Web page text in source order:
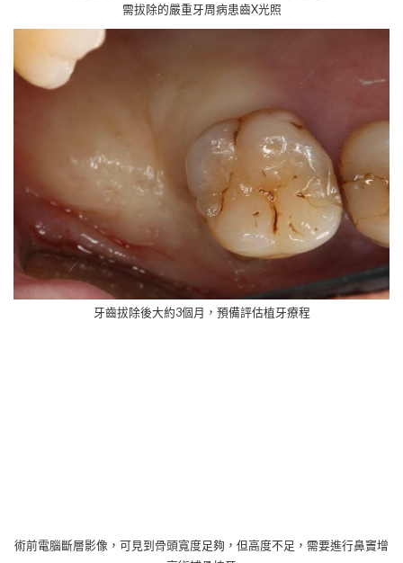
需拔除的嚴重牙周病患齒X光照
牙齒拔除後大約3個月，預備評估植牙療程
術前電腦斷層影像，可見到骨頭寬度足夠，但高度不足，需要進行鼻竇增